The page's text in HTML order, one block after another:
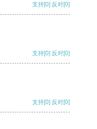
支持[0] 反对[0]
支持[0] 反对[0]
支持[0] 反对[0]